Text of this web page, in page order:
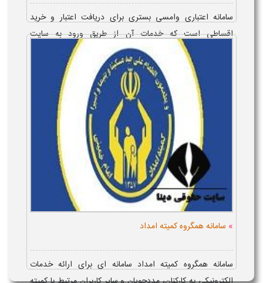
سامانه اعتباری وامسی بستری برای دریافت اعتبار و خرید
اقساطی است که خدمات آن از طریق ورود به سایت
vam30.com و اپلیکیشن در اختیار مت...
» سامانه همگروه کمیته امداد
سامانه همگروه کمیته امداد سامانه ای برای ارائه خدمات